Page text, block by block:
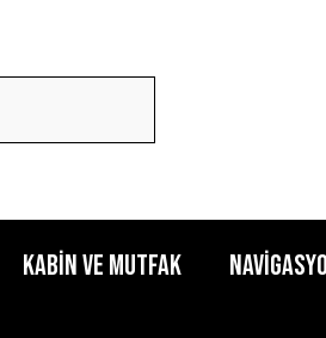
KABİN ve MUTFAK